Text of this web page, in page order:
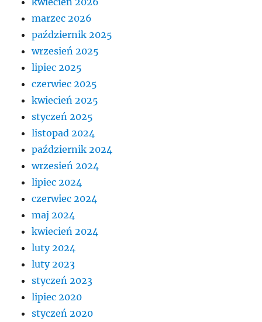
marzec 2026
październik 2025
wrzesień 2025
lipiec 2025
czerwiec 2025
kwiecień 2025
styczeń 2025
listopad 2024
październik 2024
wrzesień 2024
lipiec 2024
czerwiec 2024
maj 2024
kwiecień 2024
luty 2024
luty 2023
styczeń 2023
lipiec 2020
styczeń 2020